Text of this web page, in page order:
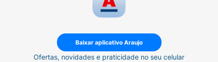
Baixar aplicativo Araujo
Ofertas, novidades e praticidade no seu celular